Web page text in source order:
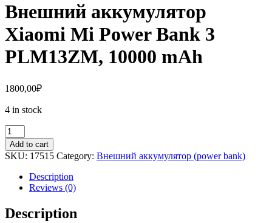
Внешний аккумулятор
Xiaomi Mi Power Bank 3
PLM13ZM, 10000 mAh
1800,00₽
4 in stock
Внешний
аккумулятор
Xiaomi
Mi
Power
Bank
PLM13ZM,
10000
Add to cart
SKU: 17515 Category: Внешний аккумулятор (power bank)
Description
Reviews (0)
Description